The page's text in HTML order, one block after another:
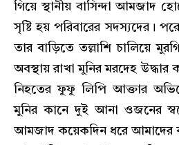
গিয়ে স্থানীয় বাসিন্দা আমজাদ
সৃষ্টি হয় পরিবারের সদস্যদের।
তার বাড়িতে তল্লাশি চালিয়ে
অবস্থায় রাখা মুনির মরদেহ উদ্ধার
নিহতের ফুফু লিপি আক্তার
মুনির কানে দুই আনা ওজনের
আমজাদ কয়েকদিন ধরে আমাদের